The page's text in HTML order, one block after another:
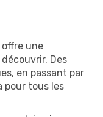
une
Des
en passant par
pour tous les